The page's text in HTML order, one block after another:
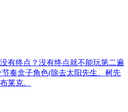
有终点？没有终点就不能玩第二遍
奏盒子角色(除去太阳先生、树先
莱克。